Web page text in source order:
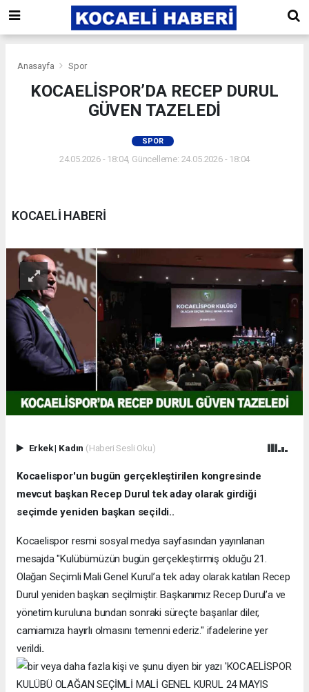
Anasayfa Spor
KOCAELİSPOR’DA RECEP DURUL
GÜVEN TAZELEDİ
SPOR
24.05.2026 - 18:04, Güncelleme: 24.05.2026 - 18:04
KOCAELİ HABERİ
Erkek| Kadın (Haberi Sesli Oku)
Kocaelispor'un bugün gerçekleştirilen kongresinde
mevcut başkan Recep Durul tek aday olarak girdiği
seçimde yeniden başkan seçildi..
Kocaelispor resmi sosyal medya sayfasından yayınlanan
mesajda "Kulübümüzün bugün gerçekleştirmiş olduğu 21.
Olağan Seçimli Mali Genel Kurul’a tek aday olarak katılan Recep
Durul yeniden başkan seçilmiştir. Başkanımız Recep Durul’a ve
yönetim kuruluna bundan sonraki süreçte başarılar diler,
camiamıza hayırlı olmasını temenni ederiz." ifadelerine yer
verildi..